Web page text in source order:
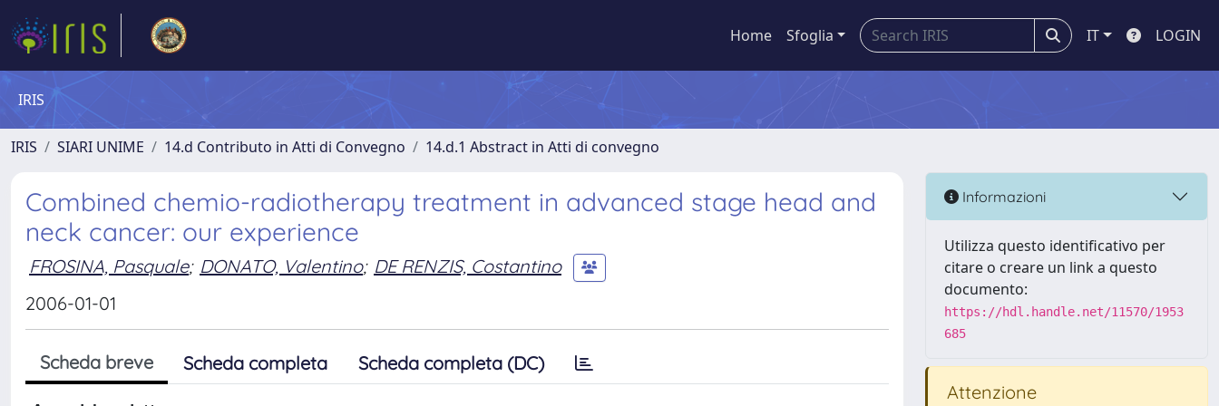
Home Sfoglia IT LOGIN
IRIS
IRIS SIARI UNIME 14.d Contributo in Atti di Convegno 14.d.1 Abstract in Atti di convegno
Combined chemio-radiotherapy treatment in advanced stage head and
neck cancer: our experience
FROSINA, Pasquale; DONATO, Valentino; DE RENZIS, Costantino
2006-01-01
Scheda breve Scheda completa Scheda completa (DC)
Informazioni
Utilizza questo identificativo per
citare o creare un link a questo
documento:
https://hdl.handle.net/11570/1953
685
Attenzione